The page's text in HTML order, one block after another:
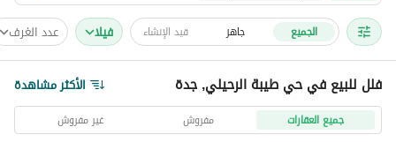
الجميع جاهز قيد الإنشاء فیلا عدد الغرف
فلل للبيع في حي طيبة الرحيلي, جدة الأكثر مشاهدة
جميع العقارات مفروش غير مفروش